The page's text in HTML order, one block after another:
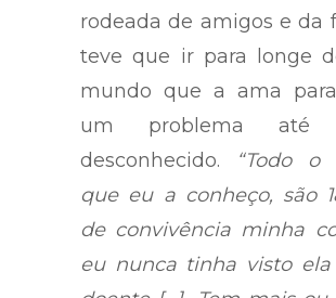
rodeada de amigos e da
teve que ir para longe
mundo que a ama
um problema até
desconhecido.
“Todo o
que eu a conheço, são
de convivência minha
eu nunca tinha visto ela